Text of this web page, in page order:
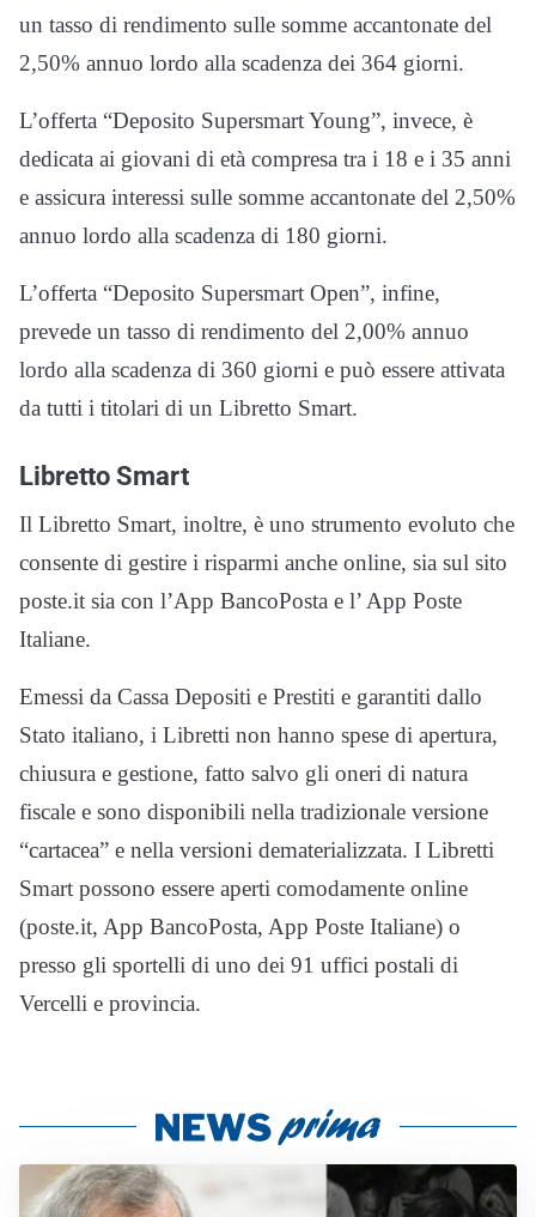
un tasso di rendimento sulle somme accantonate del
2,50% annuo lordo alla scadenza dei 364 giorni.
L’offerta “Deposito Supersmart Young”, invece, è
dedicata ai giovani di età compresa tra i 18 e i 35 anni
e assicura interessi sulle somme accantonate del 2,50%
annuo lordo alla scadenza di 180 giorni.
L’offerta “Deposito Supersmart Open”, infine,
prevede un tasso di rendimento del 2,00% annuo
lordo alla scadenza di 360 giorni e può essere attivata
da tutti i titolari di un Libretto Smart.
Libretto Smart
Il Libretto Smart, inoltre, è uno strumento evoluto che
consente di gestire i risparmi anche online, sia sul sito
poste.it sia con l’App BancoPosta e l’ App Poste
Italiane.
Emessi da Cassa Depositi e Prestiti e garantiti dallo
Stato italiano, i Libretti non hanno spese di apertura,
chiusura e gestione, fatto salvo gli oneri di natura
fiscale e sono disponibili nella tradizionale versione
“cartacea” e nella versioni dematerializzata. I Libretti
Smart possono essere aperti comodamente online
(poste.it, App BancoPosta, App Poste Italiane) o
presso gli sportelli di uno dei 91 uffici postali di
Vercelli e provincia.